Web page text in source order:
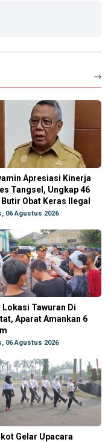
Apresiasi Kinerja
Tangsel, Ungkap 46
Obat Keras Ilegal
06 Agustus 2026
Tawuran Di
Aparat Amankan 6
06 Agustus 2026
Gelar Upacara